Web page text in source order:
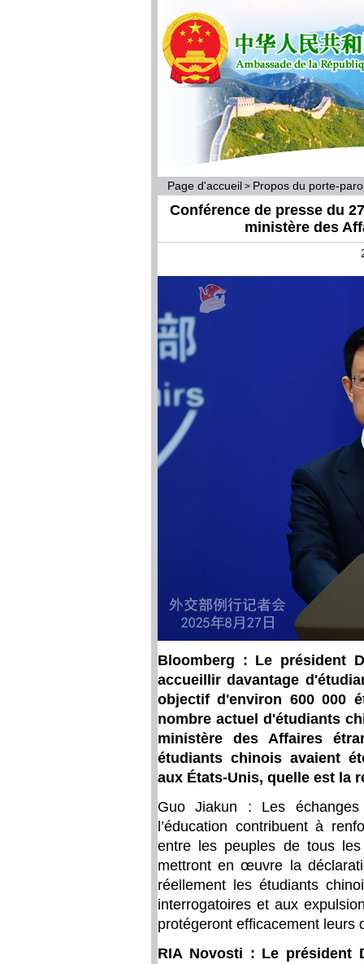
Page d'accueil > Propos du porte-
Conférence de presse du
ministère des
Bloomberg : Le président
accueillir davantage
objectif d'environ 600 000
nombre actuel d'étudiants
ministère des Affaires
étudiants chinois avaient
aux États-Unis, quelle est la
Guo Jiakun : Les
l’éducation contribuent à
entre les peuples de tous
mettront en œuvre la
réellement les étudiants
interrogatoires et aux
protégeront efficacement leurs
RIA Novosti : Le président